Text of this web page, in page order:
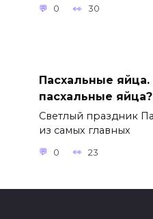
0 30
Пасхальные яйца.
пасхальные яйца?
Светлый праздник
из самых главных
0 23